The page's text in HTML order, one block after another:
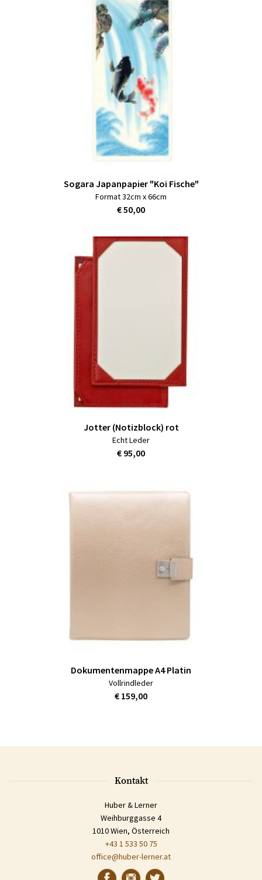
Sogara Japanpapier "Koi Fische"
Format 32cm x 66cm
€ 50,00
Jotter (Notizblock) rot
Echt Leder
€ 95,00
Dokumentenmappe A4 Platin
Vollrindleder
€ 159,00
Kontakt
Huber & Lerner
Weihburggasse 4
1010 Wien, Österreich
+43 1 533 50 75
office@huber-lerner.at